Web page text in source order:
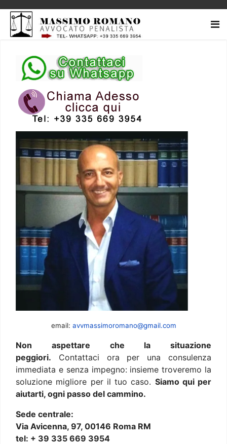
email: avvmassimoromano@gmail.com
Non aspettare che la situazione
peggiori. Contattaci ora per una consulenza
immediata e senza impegno: insieme troveremo la
soluzione migliore per il tuo caso. Siamo qui per
aiutarti, ogni passo del cammino.
Sede centrale:
Via Avicenna, 97, 00146 Roma RM
tel: + 39 335 669 3954